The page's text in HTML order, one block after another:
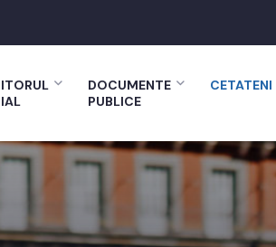
DOCUMENTE
PUBLICE
CETATENI